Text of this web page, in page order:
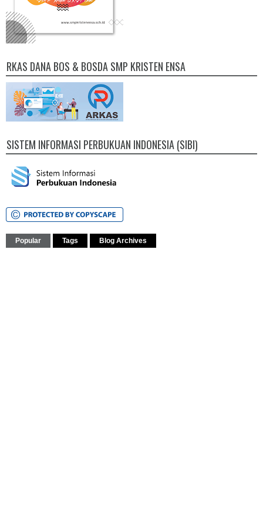
RKAS DANA BOS & BOSDA SMP KRISTEN ENSA
SISTEM INFORMASI PERBUKUAN INDONESIA (SIBI)
Popular Tags Blog Archives